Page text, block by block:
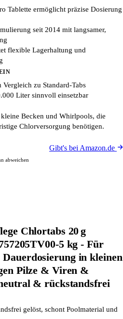
Tablette ermöglicht präzise Dosierung
seit 2014 mit langsamer,
flexible Lagerhaltung und
zu Standard-Tabs
Liter sinnvoll einsetzbar
Becken und Whirlpools, die
Chlorversorgung benötigen.
Gibt's bei Amazon.de
abweichen
Chlortabs 20 g
5 kg - Für
in kleinen
Pilze & Viren &
& rückstandsfrei
gelöst, schont Poolmaterial und